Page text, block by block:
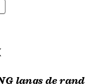
langs de rand